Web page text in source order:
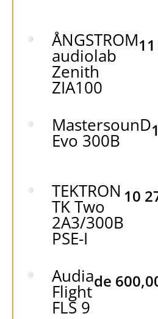
ÅNGSTROM
audiolab
Zenith
ZIA100
MastersounD
Evo 300B
TEKTRON
TK Two
2A3/300B
PSE-I
10
Audia
Flight
FLS 9
de